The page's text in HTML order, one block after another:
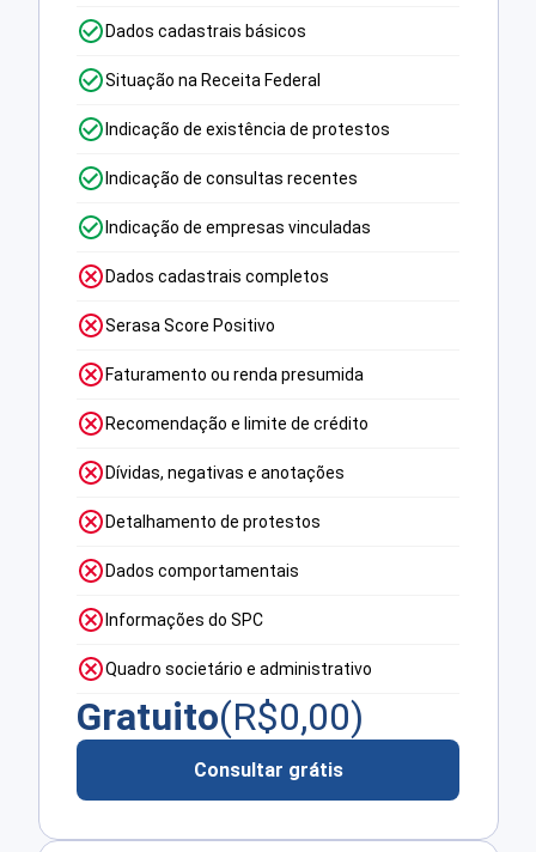
Dados cadastrais básicos
Situação na Receita Federal
Indicação de existência de protestos
Indicação de consultas recentes
Indicação de empresas vinculadas
Dados cadastrais completos
Serasa Score Positivo
Faturamento ou renda presumida
Recomendação e limite de crédito
Dívidas, negativas e anotações
Detalhamento de protestos
Dados comportamentais
Informações do SPC
Quadro societário e administrativo
Gratuito(R$0,00)
Consultar grátis